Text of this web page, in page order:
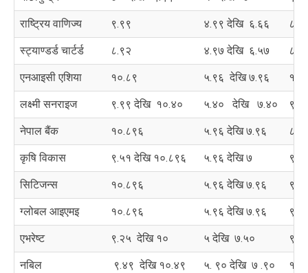
राष्ट्रिय वाणिज्य ९.९९ ४.९९ देखि ६.६६
स्ट्याण्डर्ड चार्टर्ड ८.९२ ४.९७ देखि ६.५७
एनआइसी एशिया १०.८९ ५.९६ देखि ७.९६
लक्ष्मी सनराइज ९.९९ देखि १०.४० ५.४० देखि ७.४०
नेपाल बैंक १०.८९६ ५.९६ देखि ७.९६
कृषि विकास ९.५१ देखि १०.८९६ ५.९६ देखि ७
सिटिजन्स १०.८९६ ५.९६ देखि ७.९६
ग्लोबल आइएमइ १०.८९६ ५.९६ देखि ७.९६
एभरेष्ट ९.२५ देखि १० ५ देखि ७.५० ९.५
नबिल ९.४९ देखि १०.४९ ५. ९० देखि ७ .९०